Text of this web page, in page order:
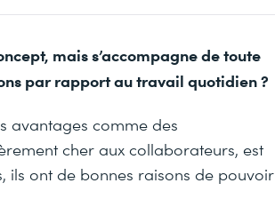
mais s’accompagne de toute
par rapport au travail quotidien ?
avantages comme des
cher aux collaborateurs, est
ils ont de bonnes raisons de pouvoir